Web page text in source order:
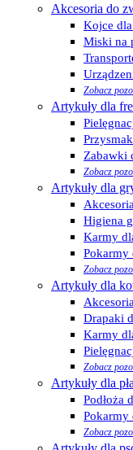
Akcesoria do
Kojce
Miski na
Zobacz
Artykuły dla
Zabawki
Zobacz
Artykuły dla
Higiena
Karmy
Pokarmy
Zobacz
Artykuły dla
Drapaki
Karmy
Zobacz
Artykuły dla
Podłoża
Pokarmy
Zobacz